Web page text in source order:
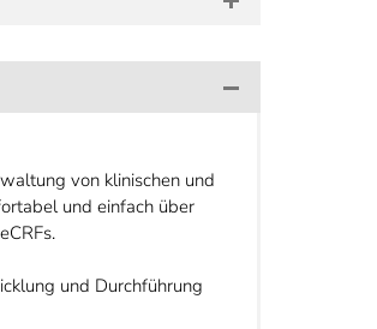
von klinischen und
und einfach über
und Durchführung